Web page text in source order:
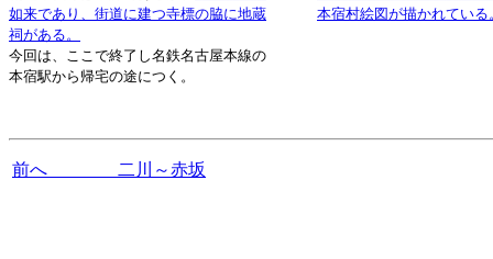
如来であり、街道に建つ寺標の脇に地蔵
祠がある。
今回は、ここで終了し名鉄名古屋本線の
本宿駅から帰宅の途につく。
本宿村絵図が描かれている
前へ 二川～赤坂